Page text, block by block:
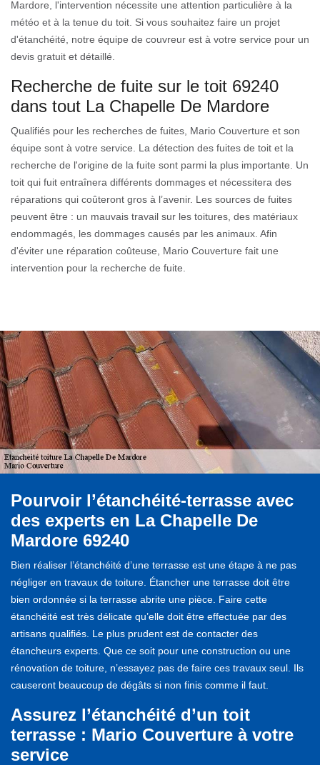
Mardore, l'intervention nécessite une attention particulière à la
météo et à la tenue du toit. Si vous souhaitez faire un projet
d'étanchéité, notre équipe de couvreur est à votre service pour un
devis gratuit et détaillé.
Recherche de fuite sur le toit 69240
dans tout La Chapelle De Mardore
Qualifiés pour les recherches de fuites, Mario Couverture et son
équipe sont à votre service. La détection des fuites de toit et la
recherche de l'origine de la fuite sont parmi la plus importante. Un
toit qui fuit entraînera différents dommages et nécessitera des
réparations qui coûteront gros à l’avenir. Les sources de fuites
peuvent être : un mauvais travail sur les toitures, des matériaux
endommagés, les dommages causés par les animaux. Afin
d'éviter une réparation coûteuse, Mario Couverture fait une
intervention pour la recherche de fuite.
Pourvoir l’étanchéité-terrasse avec
des experts en La Chapelle De
Mardore 69240
Bien réaliser l’étanchéité d’une terrasse est une étape à ne pas
négliger en travaux de toiture. Étancher une terrasse doit être
bien ordonnée si la terrasse abrite une pièce. Faire cette
étanchéité est très délicate qu’elle doit être effectuée par des
artisans qualifiés. Le plus prudent est de contacter des
étancheurs experts. Que ce soit pour une construction ou une
rénovation de toiture, n’essayez pas de faire ces travaux seul. Ils
causeront beaucoup de dégâts si non finis comme il faut.
Assurez l’étanchéité d’un toit
terrasse : Mario Couverture à votre
service